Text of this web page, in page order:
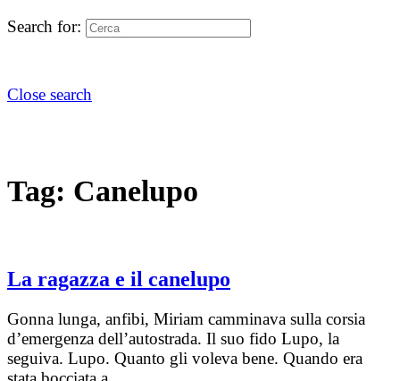
Search for:
Close search
Tag: Canelupo
La ragazza e il canelupo
Gonna lunga, anfibi, Miriam camminava sulla corsia
d’emergenza dell’autostrada. Il suo fido Lupo, la
seguiva. Lupo. Quanto gli voleva bene. Quando era